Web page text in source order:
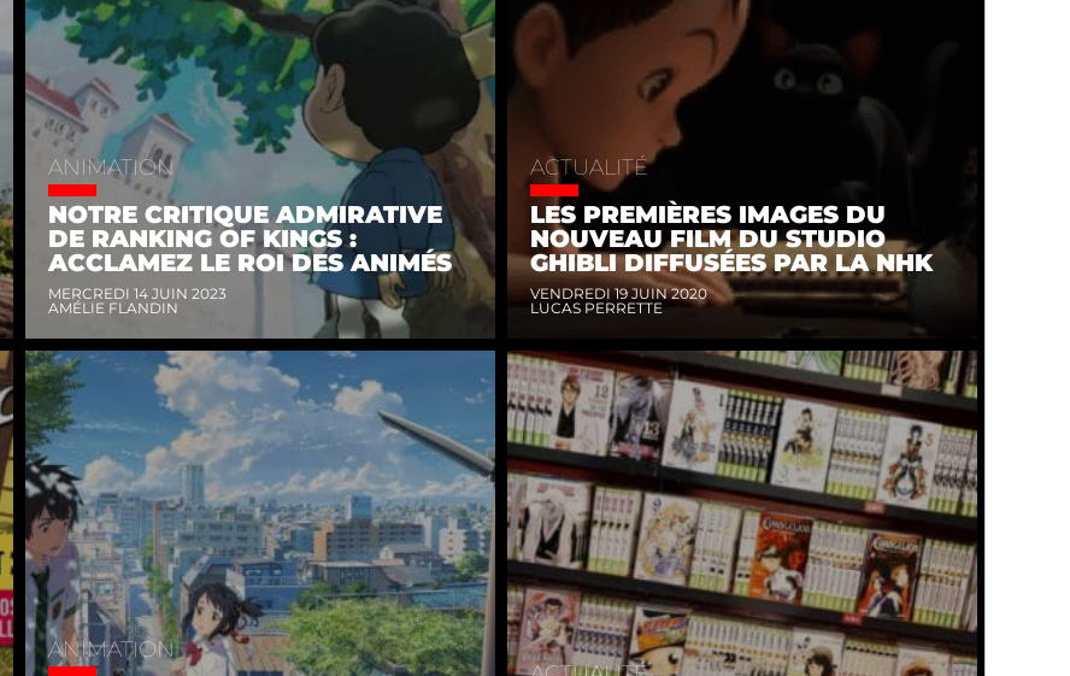
ANIMATION
NOTRE CRITIQUE ADMIRATIVE
DE RANKING OF KINGS :
ACCLAMEZ LE ROI DES ANIMÉS
MERCREDI 14 JUIN 2023
AMÉLIE FLANDIN
ACTUALITÉ
LES PREMIÈRES IMAGES DU
NOUVEAU FILM DU STUDIO
GHIBLI DIFFUSÉES PAR LA NHK
VENDREDI 19 JUIN 2020
LUCAS PERRETTE
ANIMATION